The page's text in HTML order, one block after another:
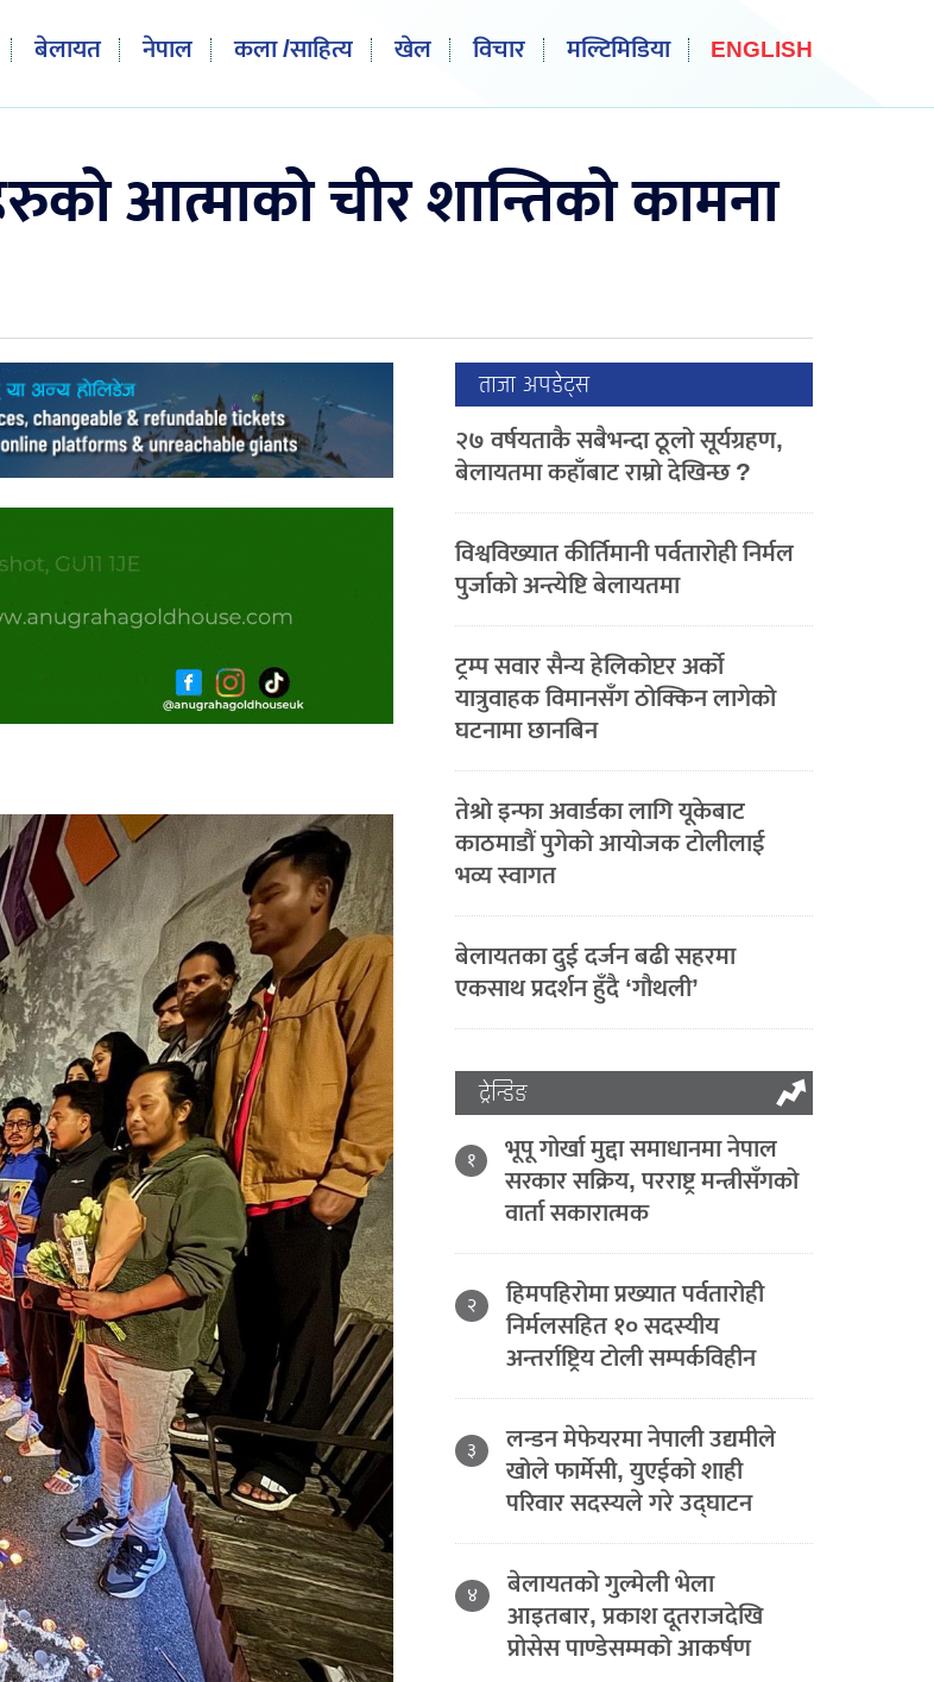
बेलायत नेपाल कला /साहित्य खेल विचार मल्टिमिडिया ENGLISH
आत्माको चीर शान्तिको कामना
ताजा अपडेट्स
२७ वर्षयताकै सबैभन्दा ठूलो सूर्यग्रहण,
बेलायतमा कहाँबाट राम्रो देखिन्छ ?
विश्वविख्यात कीर्तिमानी पर्वतारोही निर्मल
पुर्जाको अन्त्येष्टि बेलायतमा
ट्रम्प सवार सैन्य हेलिकोप्टर अर्को
यात्रुवाहक विमानसँग ठोक्किन लागेको
घटनामा छानबिन
तेश्रो इन्फा अवार्डका लागि यूकेबाट
काठमाडौं पुगेको आयोजक टोलीलाई
भव्य स्वागत
बेलायतका दुई दर्जन बढी सहरमा
एकसाथ प्रदर्शन हुँदै ‘गौथली’
ट्रेन्डिङ
१ भूपू गोर्खा मुद्दा समाधानमा नेपाल
सरकार सक्रिय, परराष्ट्र मन्त्रीसँगको
वार्ता सकारात्मक
२ हिमपहिरोमा प्रख्यात पर्वतारोही
निर्मलसहित १० सदस्यीय
अन्तर्राष्ट्रिय टोली सम्पर्कविहीन
३ लन्डन मेफेयरमा नेपाली उद्यमीले
खोले फार्मेसी, युएईको शाही
परिवार सदस्यले गरे उद्घाटन
४ बेलायतको गुल्मेली भेला
आइतबार, प्रकाश दूतराजदेखि
प्रोसेस पाण्डेसम्मको आकर्षण